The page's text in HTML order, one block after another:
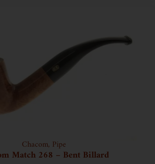
Chacom, Pipe
Match 268 – Bent Billard